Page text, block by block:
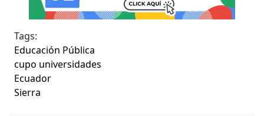
Tags:
Educación Pública
cupo universidades
Ecuador
Sierra